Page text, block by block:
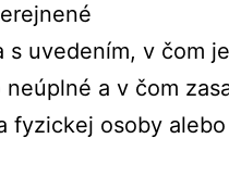
uvedením, v čom
a v čom
fyzickej osoby